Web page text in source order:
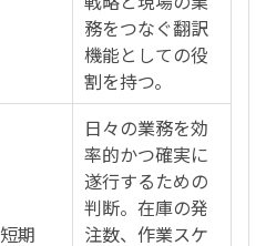
務をつなぐ翻訳
機能としての役
割を持つ。
短期
日々の業務を効
率的かつ確実に
遂行するための
判断。在庫の発
注数、作業スケ